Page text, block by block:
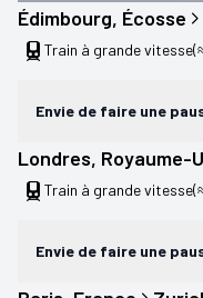
Édimbourg, Écosse
Train à grande vitesse
Envie de faire une
Londres, Royaume-
Train à grande vitesse
Envie de faire une